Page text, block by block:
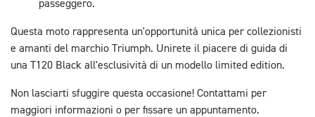
passeggero.
Questa moto rappresenta un'opportunità unica per collezionisti
e amanti del marchio Triumph. Unirete il piacere di guida di
una T120 Black all'esclusività di un modello limited edition.
Non lasciarti sfuggire questa occasione! Contattami per
maggiori informazioni o per fissare un appuntamento.